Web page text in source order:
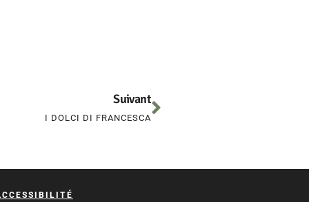
Suivant
I DOLCI DI FRANCESCA